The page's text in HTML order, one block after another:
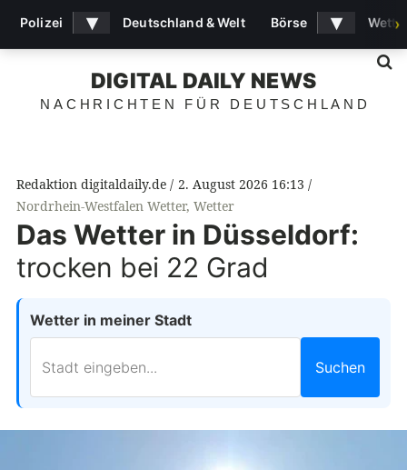
DIGITAL DAILY NEWS
NACHRICHTEN FÜR DEUTSCHLAND
Redaktion digitaldaily.de
2. August 2026 16:13
Nordrhein-Westfalen Wetter, Wetter
Das Wetter in Düsseldorf:
trocken bei 22 Grad
Wetter in meiner Stadt
Suchen
Polizei ▾ Deutschland & Welt Börse ▾ ›